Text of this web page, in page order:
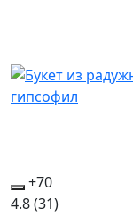
+70
4.8(31)